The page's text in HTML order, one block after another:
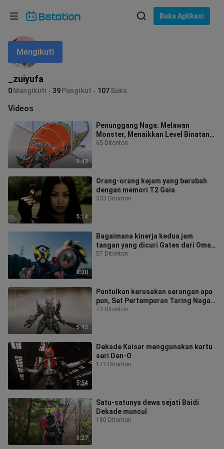
Buka Aplikasi
_zuiyufa
0 Mengikuti 39 Pengikut 107Suka
Mengikuti
Videos
9:43
Penunggang Naga: Melawan
Monster, Menaikkan Level Binatang
Terkontrak, dan Menyerap Energi
65 Ditonton
5:14
Orang-orang kejam yang berubah
dengan memori T2 Gaia
333 Ditonton
8:30
Bagaimana kinerja kedua jam
tangan yang dicuri Gates dari Oma
Zi-O?
57 Ditonton
5:42
Pantulkan kerusakan serangan apa
pun, Set Pertempuran Taring Naga
Alien Penguasa Dunia Cermin
73 Ditonton
5:54
Dekade Kaisar menggunakan kartu
seri Den-O
177 Ditonton
5:27
Satu-satunya dewa sejati Baidi
Dekade muncul
180 Ditonton
Bahasa: Bahasa Indonesia
Pilih bahasa
English
ภาษาไทย
Tiếng Việt
Bahasa Melayu